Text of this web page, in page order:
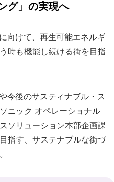
グ」の実現へ
向けて、再生可能エネルギ
時も機能し続ける街を目指
今後のサスティナブル・ス
ニック オペレーショナル
ソリューション本部企画課
指す、サステナブルな街づ